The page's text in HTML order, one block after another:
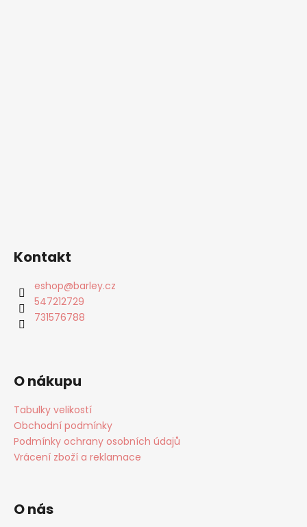
Kontakt
eshop@barley.cz
547212729
731576788
O nákupu
Tabulky velikostí
Obchodní podmínky
Podmínky ochrany osobních údajů
Vrácení zboží a reklamace
O nás